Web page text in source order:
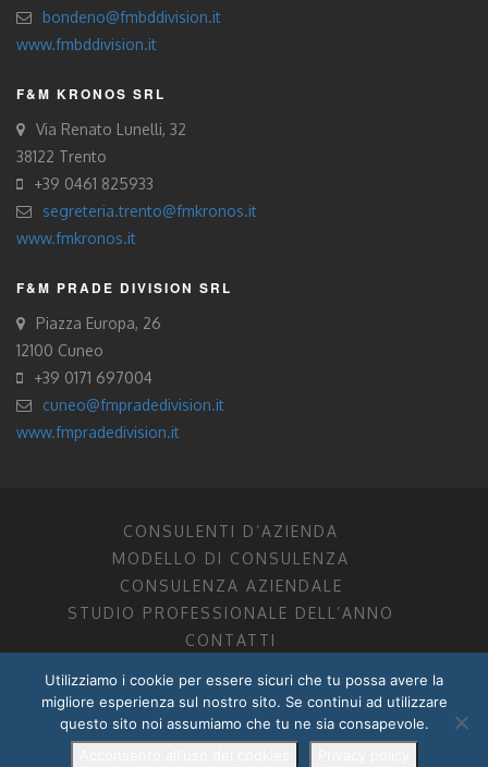
bondeno@fmbddivision.it
www.fmbddivision.it
F&M KRONOS SRL
Via Renato Lunelli, 32
38122 Trento
+39 0461 825933
segreteria.trento@fmkronos.it
www.fmkronos.it
F&M PRADE DIVISION SRL
Piazza Europa, 26
12100 Cuneo
+39 0171 697004
cuneo@fmpradedivision.it
www.fmpradedivision.it
CONSULENTI D’AZIENDA
MODELLO DI CONSULENZA
CONSULENZA AZIENDALE
STUDIO PROFESSIONALE DELL’ANNO
CONTATTI
FM CONSULENTI D’AZIENDA SOCIETÀ TRA PROFESSIONISTI
DOTTORI COMMERCIALISTI MANTOVA, PORDENONE, TRENTO
P.I. 01599280201
Utilizziamo i cookie per essere sicuri che tu possa avere la
migliore esperienza sul nostro sito. Se continui ad utilizzare
questo sito noi assumiamo che tu ne sia consapevole.